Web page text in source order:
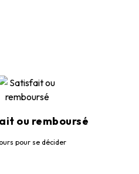
ou remboursé
pour se décider